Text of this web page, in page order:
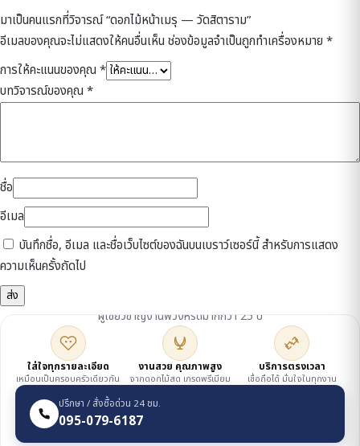
มาเป็นคนแรกที่วิจารณ์ “ดอกไม้หน้าเมรุ — วัดสิตาราม”
อีเมลของคุณจะไม่แสดงให้คนอื่นเห็น ช่องข้อมูลจำเป็นถูกทำเครื่องหมาย *
การให้คะแนนของคุณ *
บทวิจารณ์ของคุณ *
ชื่อ
อีเมล
บันทึกชื่อ, อีเมล และชื่อเว็บไซต์ของฉันบนเบราว์เซอร์นี้ สำหรับการแสดง
ความเห็นครั้งถัดไป
ผู้เชี่ยวชาญงานพวงหรีดมากกว่า 25 ปี
ใส่ใจทุกรายละเอียด
เหมือนเป็นครอบครัวเดียวกัน
งานสวย คุณภาพสูง
จากดอกไม้สด เกรดพรีเมียม
บริการตรงเวลา
เชื่อถือได้ มั่นใจในทุกงาน
ปรึกษา / สั่งซื้อด่วน 24 ชม.
095-079-6187